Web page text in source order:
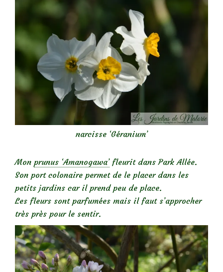
narcisse ‘Géranium’
Mon prunus ‘Amanogawa’fleurit dans Park Allée.
Son port colonaire permet de le placer dans les
petits jardins car il prend peu de place.
Les fleurs sont parfumées mais il faut s’approcher
très près pour le sentir.